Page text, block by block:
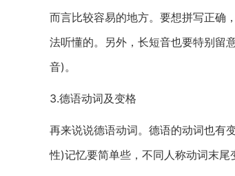
而言比较容易的地方。要想拼写正确
法听懂的。另外，长短音也要特别留
音)。
3.德语动词及变格
再来说说德语动词。德语的动词也有
性)记忆要简单些，不同人称动词末尾